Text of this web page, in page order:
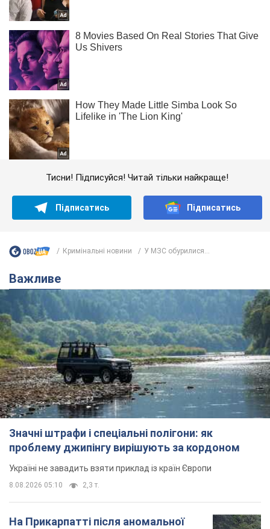
Тисни! Підписуйся! Читай тільки найкраще!
Підписатись Підписатись
Кримінальні новини У МЗС обурилися...
Важливе
Значні штрафи і спеціальні полігони: як
проблему джипінгу вирішують за кордоном
Україні не завадить взяти приклад із країн Європи
8.08.2026 05:10 2,3 т.
На Прикарпатті після аномальної